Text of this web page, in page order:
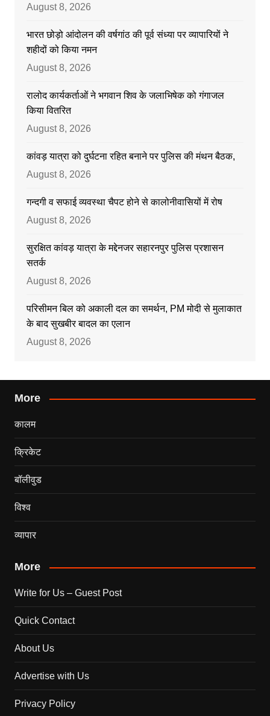
August 8, 2026
भारत छोड़ो आंदोलन की वर्षगांठ की पूर्व संध्या पर व्यापारियों ने
शहीदों को किया नमन
August 8, 2026
रालोद कार्यकर्ताओं ने भगवान शिव के जलाभिषेक को गंगाजल
किया वितरित
August 8, 2026
कांवड़ यात्रा को दुर्घटना रहित बनाने पर पुलिस की मंथन बैठक,
August 8, 2026
गन्दगी व सफाई व्यवस्था चैपट होने से कालोनीवासियों में रोष
August 8, 2026
सुरक्षित कांवड़ यात्रा के मद्देनजर सहारनपुर पुलिस प्रशासन
सतर्क
August 8, 2026
परिसीमन बिल को अकाली दल का समर्थन, PM मोदी से मुलाकात
के बाद सुखबीर बादल का एलान
August 8, 2026
More
कालम
क्रिकेट
बॉलीवुड
विश्व
व्यापार
More
Write for Us – Guest Post
Quick Contact
About Us
Advertise with Us
Privacy Policy